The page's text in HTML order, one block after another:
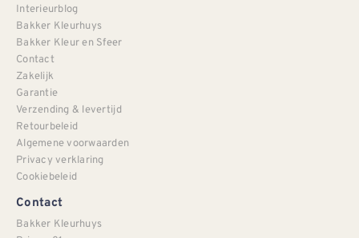
Interieurblog
Bakker Kleurhuys
Bakker Kleur en Sfeer
Contact
Zakelijk
Garantie
Verzending & levertijd
Retourbeleid
Algemene voorwaarden
Privacy verklaring
Cookiebeleid
Contact
Bakker Kleurhuys